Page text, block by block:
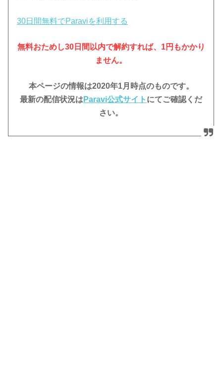
30日間無料でParaviを利用する
無料おためし30日間 以内で解約すれば、1円もかかり
ません。
本ページの情報は2020年1月時点のものです。
最新の配信状況は Paravi公式サイト にてご確認くだ
さい。